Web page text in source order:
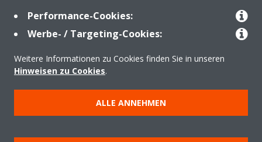
Kontakt
Produkte
Copyright © Daikin
Impressum
Hinweis zu Cookies Datenschutzerklärung
Performance-Cookies:
Werbe- / Targeting-Cookies:
Weitere Informationen zu Cookies finden Sie in unseren
Hinweisen zu Cookies.
ALLE ANNEHMEN